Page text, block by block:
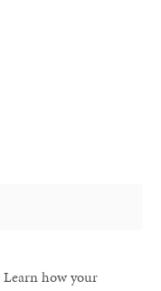
Learn how your